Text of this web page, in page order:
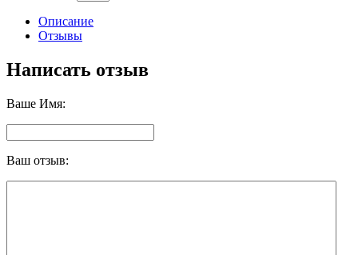
Описание
Отзывы
Написать отзыв
Ваше Имя:
Ваш отзыв: